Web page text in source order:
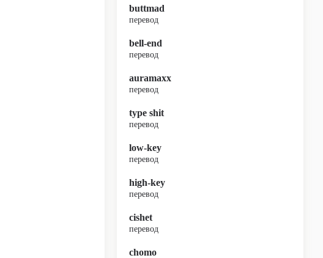
buttmad
перевод
bell-end
перевод
auramaxx
перевод
type shit
перевод
low-key
перевод
high-key
перевод
cishet
перевод
chomo